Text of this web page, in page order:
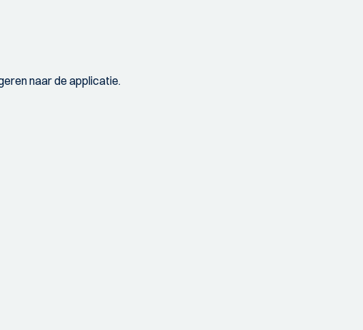
naar de applicatie.